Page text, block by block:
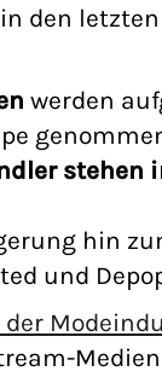
den letzten
werden
stehen
hin
und